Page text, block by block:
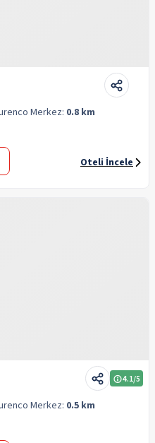
Merkez: 0.8 km
Oteli İncele
4.1/5
Merkez: 0.5 km